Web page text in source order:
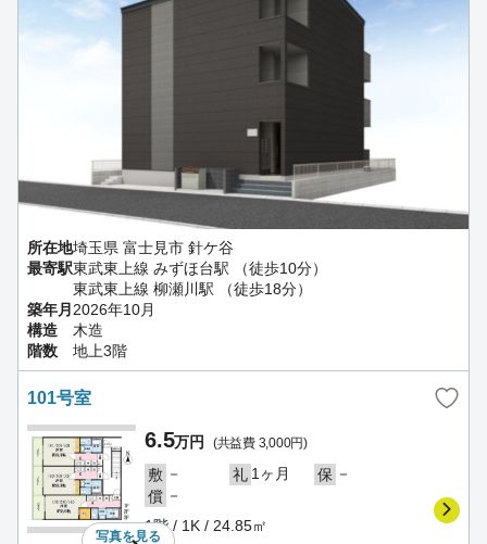
所在地埼玉県 富士見市 針ケ谷
最寄駅東武東上線 みずほ台駅 （徒歩10分）
東武東上線 柳瀬川駅 （徒歩18分）
築年月 2026年10月
構造
木造
階数
地上3階
101号室
写真を見る
6.5万円 (共益費 3,000円)
敷 － 礼 1ヶ月 保 －
償 －
1階 / 1K / 24.85㎡